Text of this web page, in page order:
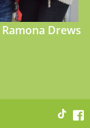
Drews